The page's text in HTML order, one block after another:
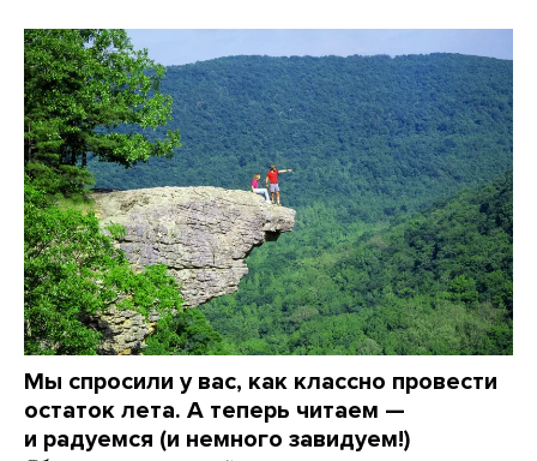
Мы спросили у вас, как классно провести
остаток лета. А теперь читаем —
и радуемся (и немного завидуем!)